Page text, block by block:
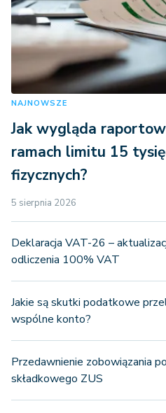
NAJNOWSZE
Jak wygląda
ramach limitu 15
fizycznych?
5 sierpnia 2026
Deklaracja VAT-26 –
odliczenia 100% VAT
Jakie są skutki podatkowe
wspólne konto?
Przedawnienie zobowiązania
składkowego ZUS